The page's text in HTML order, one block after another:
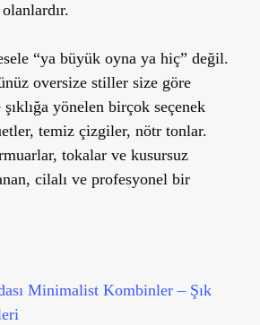
“ya büyük oyna ya hiç” değil.
oversize stiller size göre
yönelen birçok seçenek
temiz çizgiler, nötr tonlar.
tokalar ve kusursuz
cilalı ve profesyonel bir
Minimalist Kombinler – Şık